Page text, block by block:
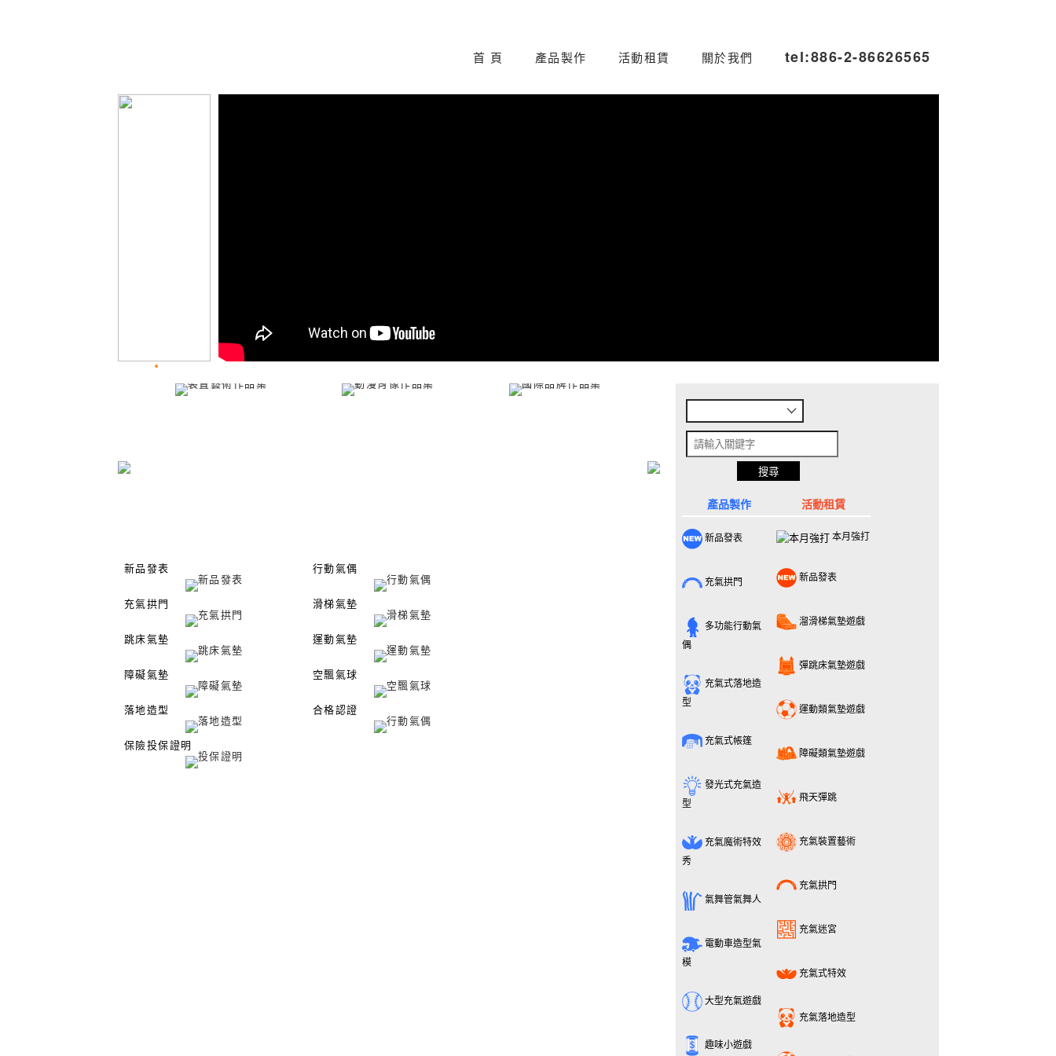
首 頁 產品製作 活動租賃 關於我們 tel:886-2-86626565
新品發表 行動氣偶
充氣拱門 滑梯氣墊
跳床氣墊 運動氣墊
障礙氣墊 空飄氣球
落地造型 合格認證
保險投保證明
產品製作
新品發表
充氣拱門
多功能行動氣
偶
充氣式落地造
型
充氣式帳篷
發光式充氣造
型
充氣魔術特效
秀
氣舞管氣舞人
電動車造型氣
模
大型充氣遊戲
趣味小遊戲
活動租賃
本月強打
新品發表
溜滑梯氣墊遊戲
彈跳床氣墊遊戲
運動類氣墊遊戲
障礙類氣墊遊戲
飛天彈跳
充氣裝置藝術
充氣拱門
充氣迷宮
充氣式特效
充氣落地造型